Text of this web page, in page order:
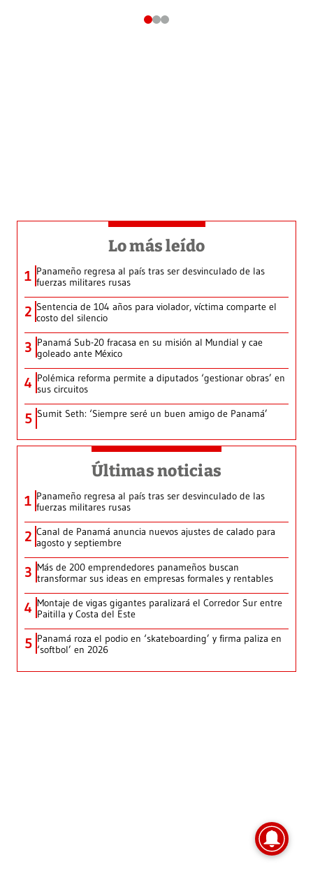
Lo más leído
1 Panameño regresa al país tras ser desvinculado de las
fuerzas militares rusas
2 Sentencia de 104 años para violador, víctima comparte el
costo del silencio
3 Panamá Sub-20 fracasa en su misión al Mundial y cae
goleado ante México
4 Polémica reforma permite a diputados ‘gestionar obras’ en
sus circuitos
5 Sumit Seth: ‘Siempre seré un buen amigo de Panamá’
Últimas noticias
1 Panameño regresa al país tras ser desvinculado de las
fuerzas militares rusas
2 Canal de Panamá anuncia nuevos ajustes de calado para
agosto y septiembre
3 Más de 200 emprendedores panameños buscan
transformar sus ideas en empresas formales y rentables
4 Montaje de vigas gigantes paralizará el Corredor Sur entre
Paitilla y Costa del Este
5 Panamá roza el podio en ‘skateboarding’ y firma paliza en
‘softbol’ en 2026